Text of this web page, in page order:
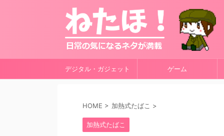
デジタル・ガジェット ゲーム
HOME > 加熱式たばこ >
加熱式たばこ